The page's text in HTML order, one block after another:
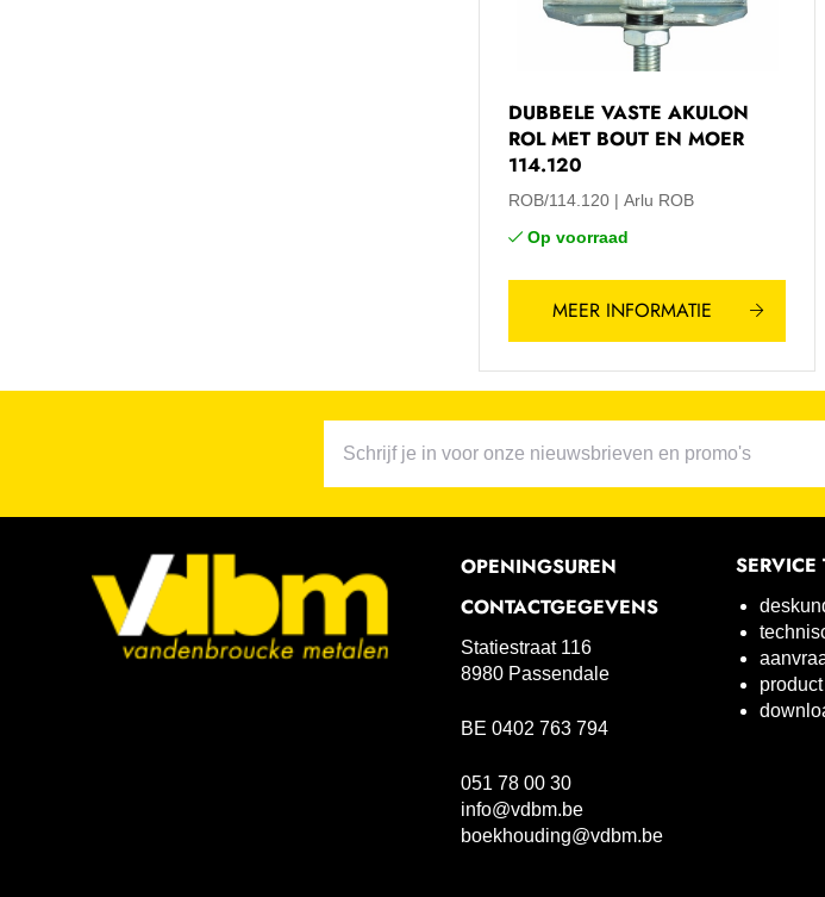
DUBBELE VASTE AKULON
ROL MET BOUT EN MOER
114.120
ROB/114.120
Arlu ROB
Op voorraad
MEER INFORMATIE
OPENINGSUREN
CONTACTGEGEVENS
Statiestraat 116
8980 Passendale
BE 0402 763 794
051 78 00 30
info@vdbm.be
boekhouding@vdbm.be
SERVICE